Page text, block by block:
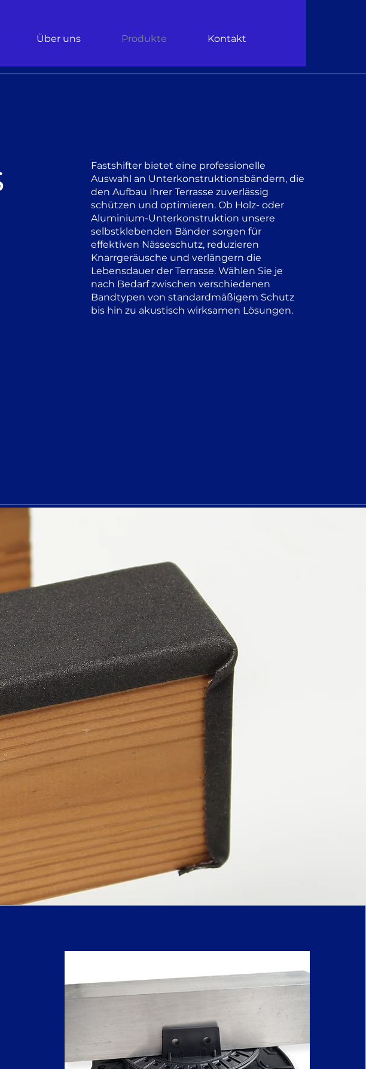
Über uns Produkte Kontakt
Fastshifter bietet eine professionelle
Auswahl an Unterkonstruktionsbändern, die
den Aufbau Ihrer Terrasse zuverlässig
schützen und optimieren. Ob Holz- oder
Aluminium-Unterkonstruktion unsere
selbstklebenden Bänder sorgen für
effektiven Nässeschutz, reduzieren
Knarrgeräusche und verlängern die
Lebensdauer der Terrasse. Wählen Sie je
nach Bedarf zwischen verschiedenen
Bandtypen von standardmäßigem Schutz
bis hin zu akustisch wirksamen Lösungen.